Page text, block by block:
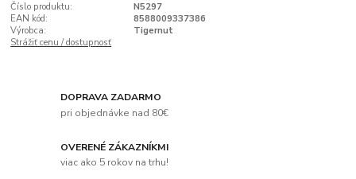
Číslo produktu:
N5297
EAN kód:
8588009337386
Výrobca:
Tigernut
Strážiť cenu / dostupnosť
DOPRAVA ZADARMO
pri objednávke nad 80€
OVERENÉ ZÁKAZNÍKMI
viac ako 5 rokov na trhu!